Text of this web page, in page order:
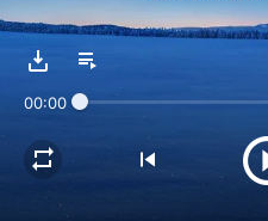
Sólo con Dios
Todos los que aman
Sus palabras
00:00